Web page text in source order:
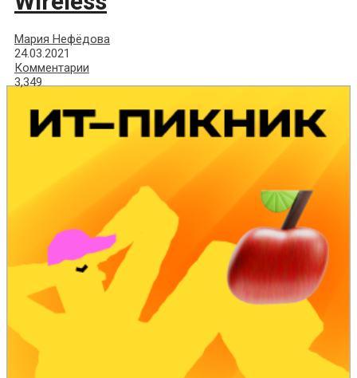
Мария Нефёдова
24.03.2021
Комментарии
3,349